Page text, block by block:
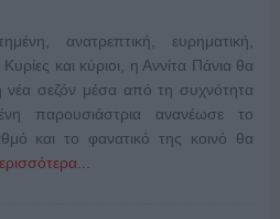
ανατρεπτική, ευρηματική,
και κύριοι, η Αννίτα Πάνια θα
νέα σεζόν μέσα από τη συχνότητα
παρουσιάστρια ανανέωσε το
και το φανατικό της κοινό θα